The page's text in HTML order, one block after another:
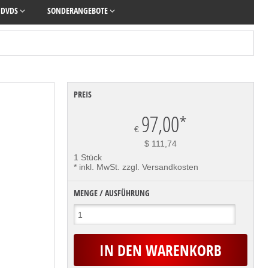
SONDERANGEBOTE
PREIS
€ 97,00*
$ 111,74
1 Stück
* inkl. MwSt. zzgl. Versandkosten
MENGE / AUSFÜHRUNG